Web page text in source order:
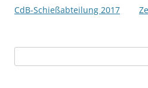
CdB-Schießabteilung 2017
nach: